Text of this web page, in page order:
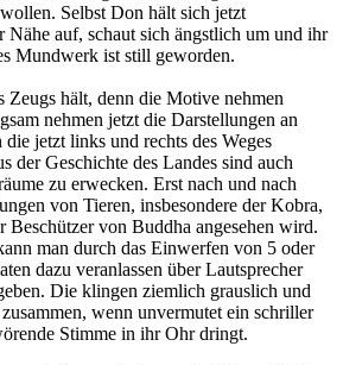
Selbst Don hält sich jetzt
Nähe auf, schaut sich ängstlich um und ihr
Mundwerk ist still geworden.
Zeugs hält, denn die Motive nehmen
nehmen jetzt die Darstellungen an
jetzt links und rechts des Weges
der Geschichte des Landes sind auch
zu erwecken. Erst nach und nach
von Tieren, insbesondere der Kobra,
Beschützer von Buddha angesehen wird.
man durch das Einwerfen von 5 oder
dazu veranlassen über Lautsprecher
Die klingen ziemlich grauslich und
wenn unvermutet ein schriller
Stimme in ihr Ohr dringt.